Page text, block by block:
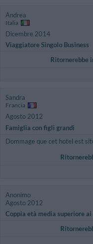
Andrea
Italia
Dicembre 2014
Viaggiatore Singolo Business
Ritornerebbe
Sandra
Francia
Agosto 2012
Famiglia con figli grandi
Dommage que cet hotel est
Anonimo
Agosto 2012
Coppia età media superiore